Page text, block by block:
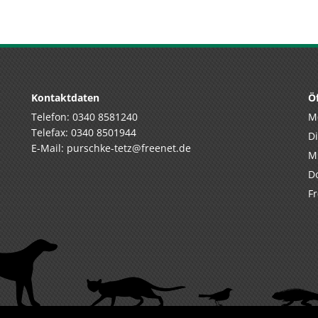
Kontaktdaten
Telefon: 0340 8581240
Telefax: 0340 8501944
E-Mail: purschke-tetz@freenet.de